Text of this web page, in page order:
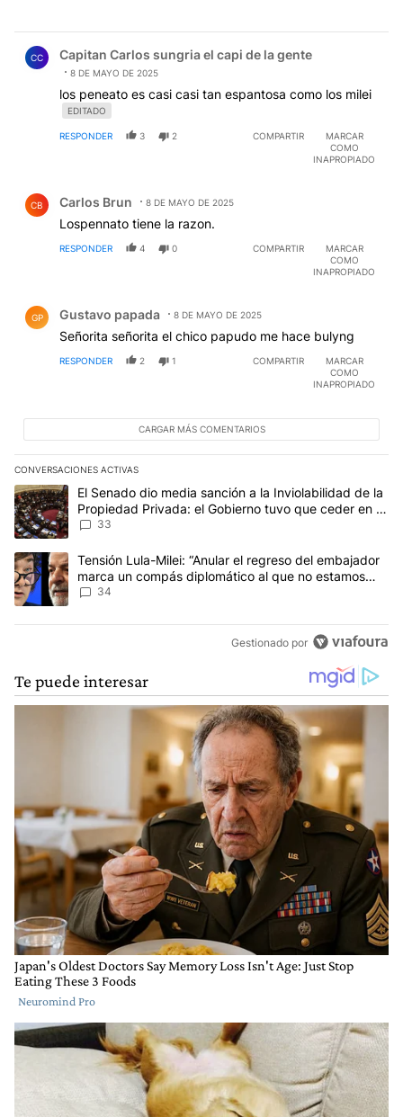
CC Capitan Carlos sungria el capi de la gente
8 DE MAYO DE 2025
los peneato es casi casi tan espantosa como los milei
EDITADO
RESPONDER 3 2 COMPARTIR
MARCAR
COMO
INAPROPIADO
CB Carlos Brun 8 DE MAYO DE 2025
Lospennato tiene la razon.
RESPONDER 4 0 COMPARTIR
MARCAR
COMO
INAPROPIADO
GP Gustavo papada 8 DE MAYO DE 2025
Señorita señorita el chico papudo me hace bulyng
RESPONDER 2 1 COMPARTIR
MARCAR
COMO
INAPROPIADO
CARGAR MÁS COMENTARIOS
CONVERSACIONES ACTIVAS
Este listado muestra los artículos con más comentarios en los
Un artículo de tendencia con el título "El Senado dio media
El Senado dio media sanción a la Inviolabilidad de la
Propiedad Privada: el Gobierno tuvo que ceder en la
Ley del Manejo del Fuego
33
Un artículo de tendencia con el título "Tensión Lula-Milei:
Tensión Lula-Milei: “Anular el regreso del embajador
marca un compás diplomático al que no estamos
acostumbrados"
34
Gestionado por